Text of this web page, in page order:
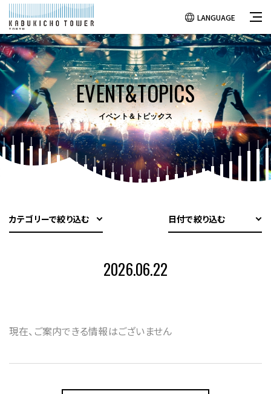
LANGUAGE
EVENT&TOPICS
イベント＆トピックス
カテゴリーで絞り込む 日付で絞り込む
2026.06.22
現在、ご案内できる情報はございません